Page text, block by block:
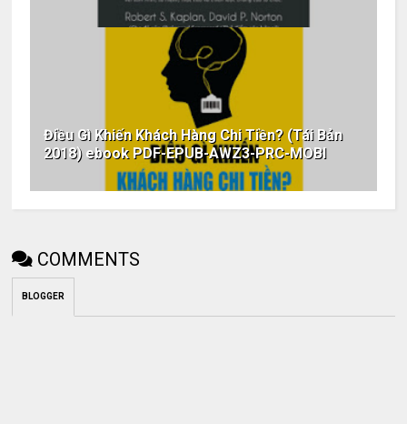
Điều Gì Khiến Khách Hàng Chi Tiền? (Tái Bản
2018) ebook PDF-EPUB-AWZ3-PRC-MOBI
COMMENTS
BLOGGER